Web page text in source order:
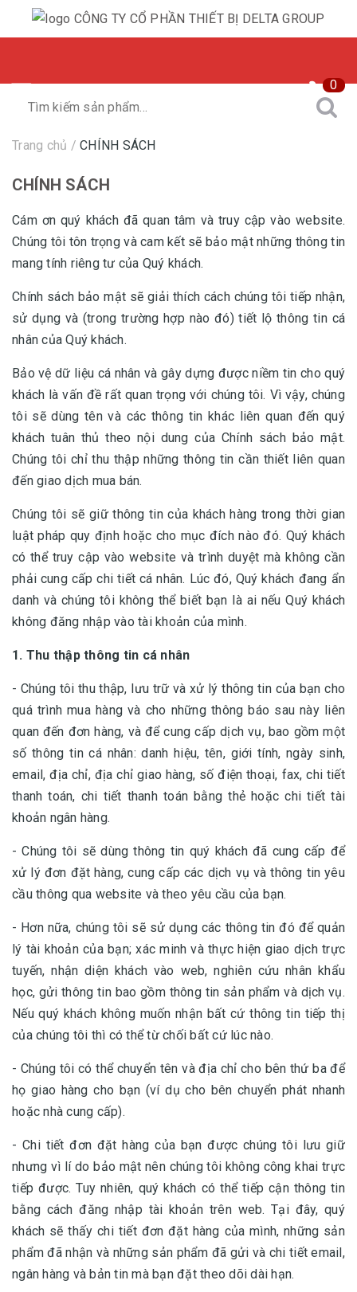
0
Trang chủ / CHÍNH SÁCH
CHÍNH SÁCH
Cám ơn quý khách đã quan tâm và truy cập vào website.
Chúng tôi tôn trọng và cam kết sẽ bảo mật những thông tin
mang tính riêng tư của Quý khách.
Chính sách bảo mật sẽ giải thích cách chúng tôi tiếp nhận,
sử dụng và (trong trường hợp nào đó) tiết lộ thông tin cá
nhân của Quý khách.
Bảo vệ dữ liệu cá nhân và gây dựng được niềm tin cho quý
khách là vấn đề rất quan trọng với chúng tôi. Vì vậy, chúng
tôi sẽ dùng tên và các thông tin khác liên quan đến quý
khách tuân thủ theo nội dung của Chính sách bảo mật.
Chúng tôi chỉ thu thập những thông tin cần thiết liên quan
đến giao dịch mua bán.
Chúng tôi sẽ giữ thông tin của khách hàng trong thời gian
luật pháp quy định hoặc cho mục đích nào đó. Quý khách
có thể truy cập vào website và trình duyệt mà không cần
phải cung cấp chi tiết cá nhân. Lúc đó, Quý khách đang ẩn
danh và chúng tôi không thể biết bạn là ai nếu Quý khách
không đăng nhập vào tài khoản của mình.
1. Thu thập thông tin cá nhân
- Chúng tôi thu thập, lưu trữ và xử lý thông tin của bạn cho
quá trình mua hàng và cho những thông báo sau này liên
quan đến đơn hàng, và để cung cấp dịch vụ, bao gồm một
số thông tin cá nhân: danh hiệu, tên, giới tính, ngày sinh,
email, địa chỉ, địa chỉ giao hàng, số điện thoại, fax, chi tiết
thanh toán, chi tiết thanh toán bằng thẻ hoặc chi tiết tài
khoản ngân hàng.
- Chúng tôi sẽ dùng thông tin quý khách đã cung cấp để
xử lý đơn đặt hàng, cung cấp các dịch vụ và thông tin yêu
cầu thông qua website và theo yêu cầu của bạn.
- Hơn nữa, chúng tôi sẽ sử dụng các thông tin đó để quản
lý tài khoản của bạn; xác minh và thực hiện giao dịch trực
tuyến, nhận diện khách vào web, nghiên cứu nhân khẩu
học, gửi thông tin bao gồm thông tin sản phẩm và dịch vụ.
Nếu quý khách không muốn nhận bất cứ thông tin tiếp thị
của chúng tôi thì có thể từ chối bất cứ lúc nào.
- Chúng tôi có thể chuyển tên và địa chỉ cho bên thứ ba để
họ giao hàng cho bạn (ví dụ cho bên chuyển phát nhanh
hoặc nhà cung cấp).
- Chi tiết đơn đặt hàng của bạn được chúng tôi lưu giữ
nhưng vì lí do bảo mật nên chúng tôi không công khai trực
tiếp được. Tuy nhiên, quý khách có thể tiếp cận thông tin
bằng cách đăng nhập tài khoản trên web. Tại đây, quý
khách sẽ thấy chi tiết đơn đặt hàng của mình, những sản
phẩm đã nhận và những sản phẩm đã gửi và chi tiết email,
ngân hàng và bản tin mà bạn đặt theo dõi dài hạn.